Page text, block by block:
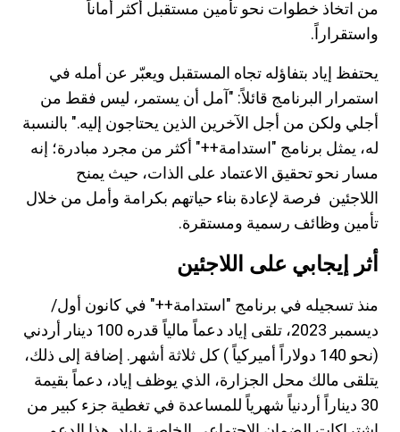
من اتخاذ خطوات نحو تأمين مستقبل أكثر أماناً
واستقراراً.
يحتفظ إياد بتفاؤله تجاه المستقبل ويعبّر عن أمله في
استمرار البرنامج قائلاً: "آمل أن يستمر، ليس فقط من
أجلي ولكن من أجل الآخرين الذين يحتاجون إليه." بالنسبة
له، يمثل برنامج "استدامة++" أكثر من مجرد مبادرة؛ إنه
مسار نحو تحقيق الاعتماد على الذات، حيث يمنح
اللاجئين فرصة لإعادة بناء حياتهم بكرامة وأمل من خلال
تأمين وظائف رسمية ومستقرة.
أثر إيجابي على اللاجئين
منذ تسجيله في برنامج "استدامة++" في كانون أول/
ديسمبر 2023، تلقى إياد دعماً مالياً قدره 100 دينار أردني
(نحو 140 دولاراً أميركياً ) كل ثلاثة أشهر. إضافة إلى ذلك،
يتلقى مالك محل الجزارة، الذي يوظف إياد، دعماً بقيمة
30 ديناراً أردنياً شهرياً للمساعدة في تغطية جزء كبير من